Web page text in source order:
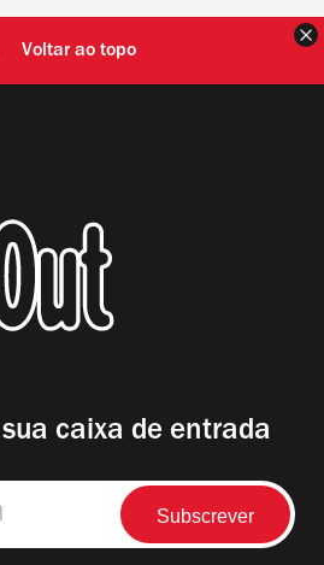
Voltar ao topo
caixa de entrada